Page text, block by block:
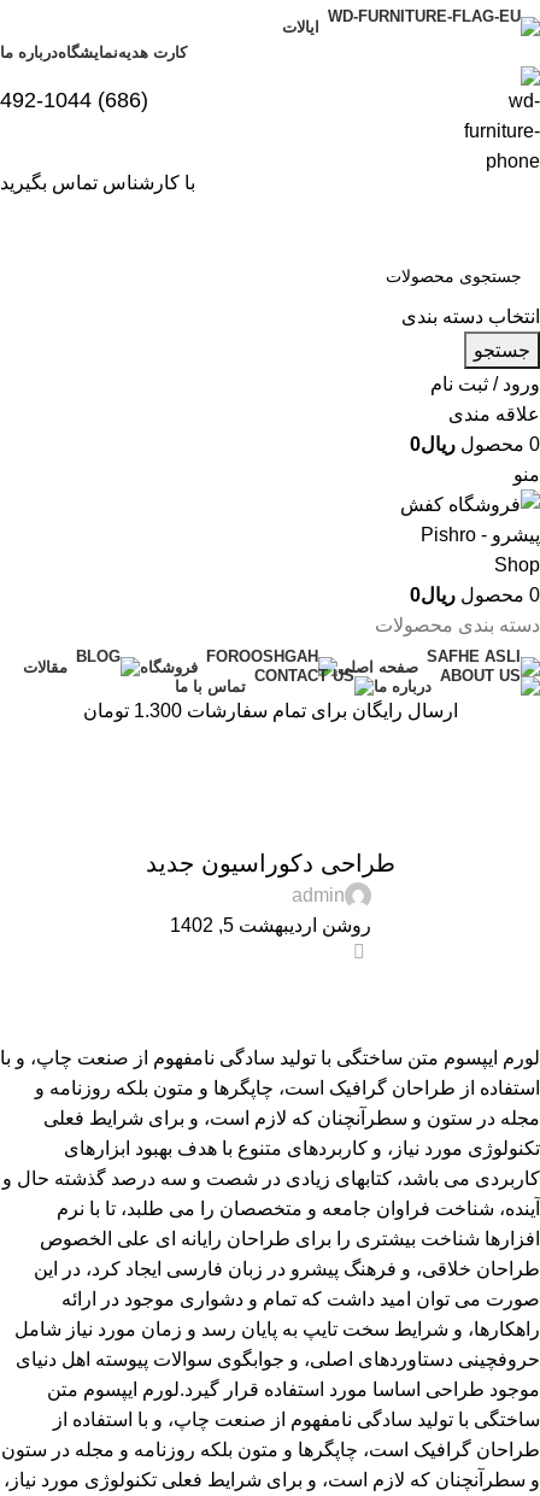
ایالات
کارت هدیهنمایشگاهدرباره ما
(686) 492-1044
با کارشناس تماس بگیرید
انتخاب دسته بندی
جستجو
ورود / ثبت نام
علاقه مندی
0 محصول ریال0
منو
0 محصول ریال0
دسته بندی محصولات
صفحه اصلی فروشگاه
مقالات
درباره ما
تماس با ما
ارسال رایگان برای تمام سفارشات 1.300 تومان
طراحی دکوراسیون جدید
admin
روشن اردیبهشت 5, 1402
لورم ایپسوم متن ساختگی با تولید سادگی نامفهوم از صنعت چاپ، و با
استفاده از طراحان گرافیک است، چاپگرها و متون بلکه روزنامه و
مجله در ستون و سطرآنچنان که لازم است، و برای شرایط فعلی
تکنولوژی مورد نیاز، و کاربردهای متنوع با هدف بهبود ابزارهای
کاربردی می باشد، کتابهای زیادی در شصت و سه درصد گذشته حال و
آینده، شناخت فراوان جامعه و متخصصان را می طلبد، تا با نرم
افزارها شناخت بیشتری را برای طراحان رایانه ای علی الخصوص
طراحان خلاقی، و فرهنگ پیشرو در زبان فارسی ایجاد کرد، در این
صورت می توان امید داشت که تمام و دشواری موجود در ارائه
راهکارها، و شرایط سخت تایپ به پایان رسد و زمان مورد نیاز شامل
حروفچینی دستاوردهای اصلی، و جوابگوی سوالات پیوسته اهل دنیای
موجود طراحی اساسا مورد استفاده قرار گیرد.لورم ایپسوم متن
ساختگی با تولید سادگی نامفهوم از صنعت چاپ، و با استفاده از
طراحان گرافیک است، چاپگرها و متون بلکه روزنامه و مجله در ستون
و سطرآنچنان که لازم است، و برای شرایط فعلی تکنولوژی مورد نیاز،